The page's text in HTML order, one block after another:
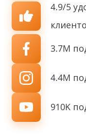
4.9/5
3.7M
4.4M
910K